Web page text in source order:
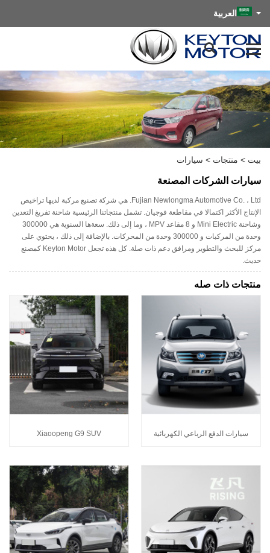
العربية
بيت > منتجات > سيارات
سيارات الشركات المصنعة
Fujian Newlongma Automotive Co. ، Ltd. هي شركة تصنيع مركبة لديها تراخيص
الإنتاج الأكثر اكتمالا في مقاطعة فوجيان. تشمل منتجاتنا الرئيسية شاحنة تفريغ التعدين
وشاحنة Mini Electric و 8 مقاعد MPV ، وما إلى ذلك. سعةها السنوية هي 300000
وحدة من المركبات و 300000 وحدة من المحركات. بالإضافة إلى ذلك ، يحتوي على
مركز للبحث والتطوير ومرافق دعم ذات صلة. كل هذه تجعل Keyton Motor كمصنع
حديث.
منتجات ذات صله
سيارات الدفع الرباعي الكهربائية Xiaoopeng G9 SUV